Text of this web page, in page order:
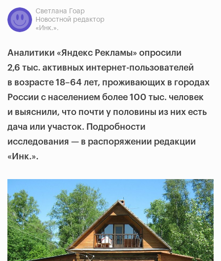
Светлана Гоар
Новостной редактор
«Инк.».
Аналитики «Яндекс Рекламы» опросили
2,6 тыс. активных интернет-пользователей
в возрасте 18–64 лет, проживающих в городах
России с населением более 100 тыс. человек
и выяснили, что почти у половины из них есть
дача или участок. Подробности
исследования — в распоряжении редакции
«Инк.».